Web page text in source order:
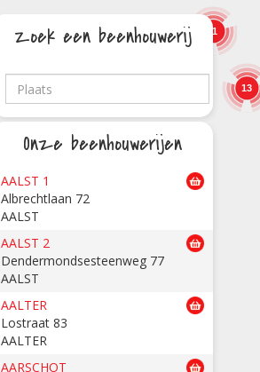
Zoek een beenhouwerij
Onze beenhouwerijen
AALST 1
Albrechtlaan 72
AALST
AALST 2
Dendermondsesteenweg 77
AALST
AALTER
Lostraat 83
AALTER
AARSCHOT
11
13